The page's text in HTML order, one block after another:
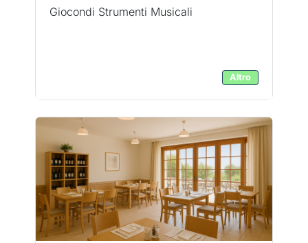
Giocondi Strumenti Musicali
Altro